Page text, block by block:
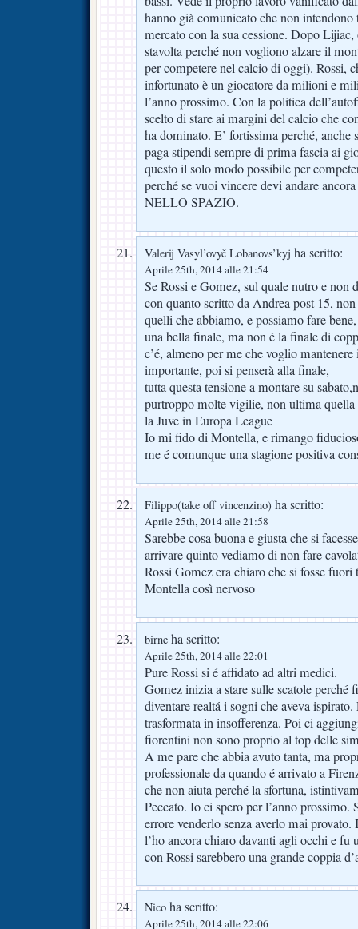
hanno già comunicato che non intendono
mercato con la sua cessione. Dopo
stavolta perché non vogliono alzare il
per competere nel calcio di oggi). Rossi,
infortunato è un giocatore da milioni e
l’anno prossimo. Con la politica
scelto di stare ai margini del calcio che
ha dominato. E’ fortissima perché, anche
paga stipendi sempre di prima fascia ai
questo il solo modo possibile per
perché se vuoi vincere devi andare
NELLO SPAZIO.
Valerij Vasyl’ovyč Lobanovs’kyj ha scritto:
Aprile 25th, 2014 alle 21:54
Se Rossi e Gomez, sul quale nutro e
con quanto scritto da Andrea post 15,
quelli che abbiamo, e possiamo fare
una bella finale, ma non é la finale di
c’é, almeno per me che voglio
importante, poi si penserà alla finale,
tutta questa tensione a montare su
purtroppo molte vigilie, non ultima
la Juve in Europa League
Io mi fido di Montella, e rimango
me é comunque una stagione positiva
Filippo(take off vincenzino) ha scritto:
Aprile 25th, 2014 alle 21:58
Sarebbe cosa buona e giusta che si
arrivare quinto vediamo di non fare
Rossi Gomez era chiaro che si fosse
Montella così nervoso
birne ha scritto:
Aprile 25th, 2014 alle 22:01
Pure Rossi si é affidato ad altri medici.
Gomez inizia a stare sulle scatole perché
diventare realtá i sogni che aveva
trasformata in insofferenza. Poi ci
fiorentini non sono proprio al top delle
A me pare che abbia avuto tanta, ma
professionale da quando é arrivato a
che non aiuta perché la sfortuna,
Peccato. Io ci spero per l’anno prossimo.
errore venderlo senza averlo mai
l’ho ancora chiaro davanti agli occhi e fu
con Rossi sarebbero una grande coppia
Nico ha scritto:
Aprile 25th, 2014 alle 22:06